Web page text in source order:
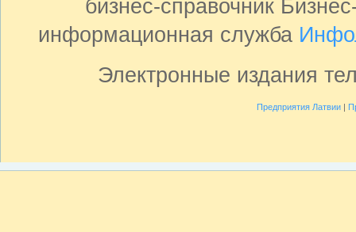
бизнес-справочник
информационная служба
Электронные издания
Предприятия Латвии|